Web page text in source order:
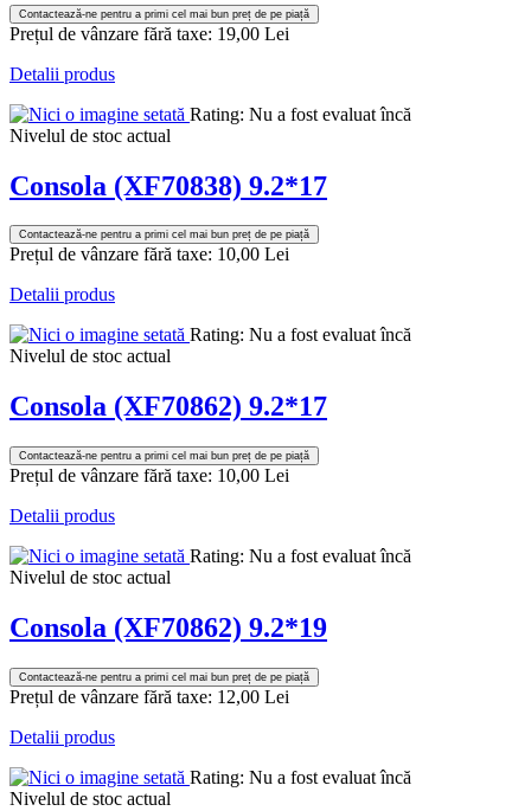
Contactează-ne pentru a primi cel mai bun preț de pe piață
Prețul de vânzare fără taxe: 19,00 Lei
Detalii produs
Rating: Nu a fost evaluat încă
Nivelul de stoc actual
Consola (XF70838) 9.2*17
Contactează-ne pentru a primi cel mai bun preț de pe piață
Prețul de vânzare fără taxe: 10,00 Lei
Detalii produs
Rating: Nu a fost evaluat încă
Nivelul de stoc actual
Consola (XF70862) 9.2*17
Contactează-ne pentru a primi cel mai bun preț de pe piață
Prețul de vânzare fără taxe: 10,00 Lei
Detalii produs
Rating: Nu a fost evaluat încă
Nivelul de stoc actual
Consola (XF70862) 9.2*19
Contactează-ne pentru a primi cel mai bun preț de pe piață
Prețul de vânzare fără taxe: 12,00 Lei
Detalii produs
Rating: Nu a fost evaluat încă
Nivelul de stoc actual